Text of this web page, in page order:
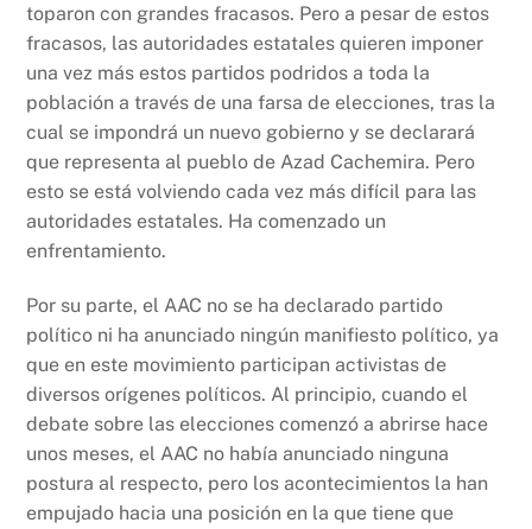
toparon con grandes fracasos. Pero a pesar de estos
fracasos, las autoridades estatales quieren imponer
una vez más estos partidos podridos a toda la
población a través de una farsa de elecciones, tras la
cual se impondrá un nuevo gobierno y se declarará
que representa al pueblo de Azad Cachemira. Pero
esto se está volviendo cada vez más difícil para las
autoridades estatales. Ha comenzado un
enfrentamiento.
Por su parte, el AAC no se ha declarado partido
político ni ha anunciado ningún manifiesto político, ya
que en este movimiento participan activistas de
diversos orígenes políticos. Al principio, cuando el
debate sobre las elecciones comenzó a abrirse hace
unos meses, el AAC no había anunciado ninguna
postura al respecto, pero los acontecimientos la han
empujado hacia una posición en la que tiene que